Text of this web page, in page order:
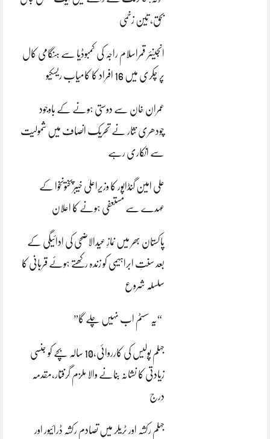
بحق، تین زخمی
انجینئر قمراسلام راجہ کی کمبوڈیا سے ہنگامی کال
پر چکری میں 16 افراد کا کامیاب ریسکیو
عمران خان سے دوستی ہونے کے باوجود
چودھری نثار نے تحریک انصاف میں شمولیت
سے انکاری رہے
علی امین گنڈاپور کا وزیراعلیٰ خیبرپختونخوا کے
عہدے سے مستعفی ہونے کا اعلان
پاکستان بھر میں نمازِ عیدالاضحی کی ادائیگی کے
بعد سنتِ ابراہیمی کو زندہ رکھتے ہوئے قربانی کا
سلسلہ شروع
“یہ سسٹم اب نہیں چلے گا”
جہلم پولیس کی کارروائی،10 سالہ بچے کو جنسی
زیادتی کا نشانہ بنانے والا ملزم گرفتار،مقدمہ
درج
جہلم رکشہ اور ٹریلر میں تصادم رکشہ ڈرائیور اور